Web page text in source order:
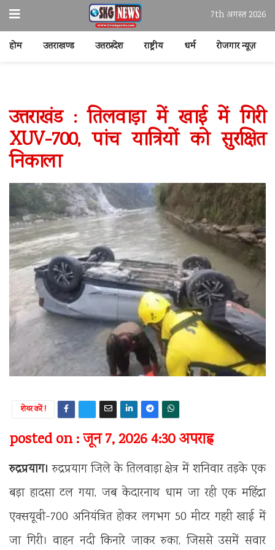
7th अगस्त 2026
होम उत्तराखण्ड उत्तरप्रदेश राष्ट्रीय धर्म रोजगार न्यूज़
उत्तराखंड : तिलवाड़ा में खाई में गिरी
XUV-700, पांच यात्रियों को सुरक्षित
निकाला
शेयर करें !
posted on : जून 7, 2026 4:30 अपराह्न
रुद्रप्रयाग। रुद्रप्रयाग जिले के तिलवाड़ा क्षेत्र में शनिवार तड़के एक
बड़ा हादसा टल गया, जब केदारनाथ धाम जा रही एक महिंद्रा
एक्सयूवी-700 अनियंत्रित होकर लगभग 50 मीटर गहरी खाई में
जा गिरी। वाहन नदी किनारे जाकर रुका, जिससे उसमें सवार